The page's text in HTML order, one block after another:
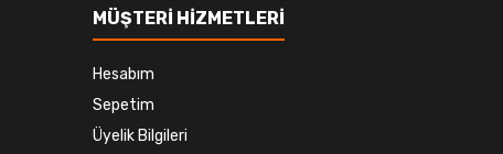
MÜŞTERİ HİZMETLERİ
Hesabım
Sepetim
Üyelik Bilgileri